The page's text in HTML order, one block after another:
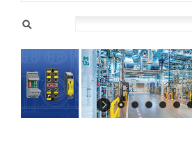
Turva-
asennusjärjestelmät